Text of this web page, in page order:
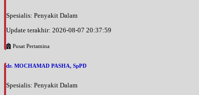
Spesialis: Penyakit Dalam
Update terakhir: 2026-08-07 20:37:59
Pusat Pertamina
dr. MOCHAMAD PASHA, SpPD
Spesialis: Penyakit Dalam